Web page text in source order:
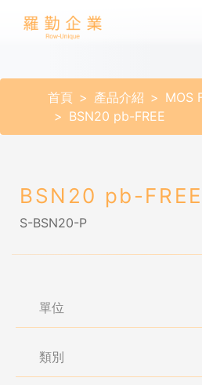
首頁 產品介紹
MOS
BSN20 pb-FREE
BSN20 pb-FREE
S-BSN20-P
單位
類別